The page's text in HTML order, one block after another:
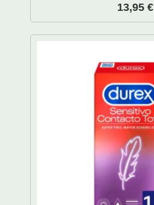
13,95 €